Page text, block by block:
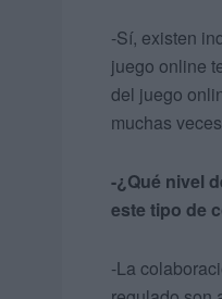
-Sí, existen
juego online
del juego
muchas
-¿Qué nivel
este tipo de
-La